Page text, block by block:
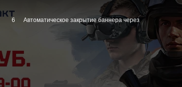
4 Автоматическое закрытие баннера через